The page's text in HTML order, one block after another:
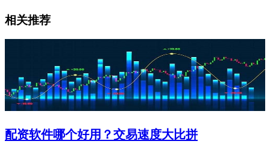
相关推荐
配资软件哪个好用？交易速度大比拼